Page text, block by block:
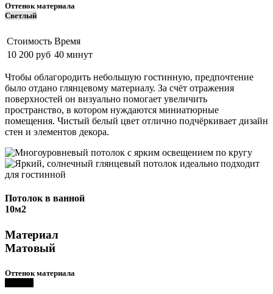
Оттенок материала
Cветлый
Стоимость Время
10 200 руб 40 минут
Чтобы облагородить небольшую гостинную, предпочтение
было отдано глянцевому материалу. За счёт отражения
поверхностей он визуально помогает увеличить
пространство, в котором нуждаются миниатюрные
помещения. Чистый белый цвет отлично подчёркивает дизайн
стен и элементов декора.
Потолок в ванной
10м2
Материал
Матовый
Оттенок материала